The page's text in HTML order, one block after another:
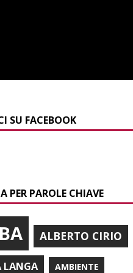
SU FACEBOOK
PER PAROLE CHIAVE
ALBERTO CIRIO
LANGA AMBIENTE